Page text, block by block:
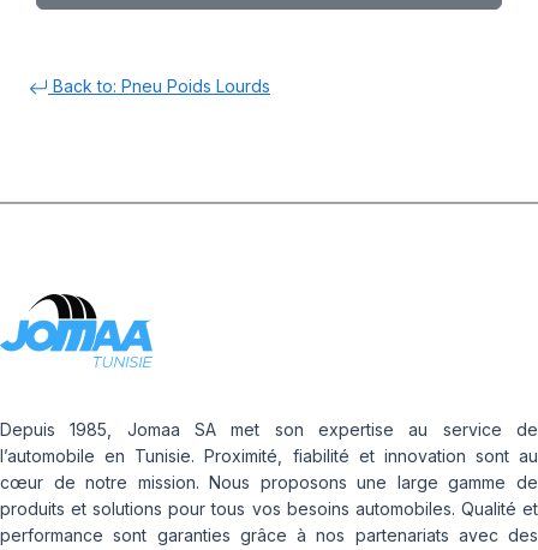
Back to: Pneu Poids Lourds
Depuis 1985, Jomaa SA met son expertise au service de
l’automobile en Tunisie. Proximité, fiabilité et innovation sont au
cœur de notre mission. Nous proposons une large gamme de
produits et solutions pour tous vos besoins automobiles. Qualité et
performance sont garanties grâce à nos partenariats avec des